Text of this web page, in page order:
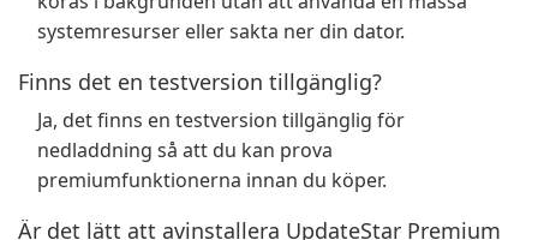
systemresurser eller sakta ner din dator.
Finns det en testversion tillgänglig?
Ja, det finns en testversion tillgänglig för
nedladdning så att du kan prova
premiumfunktionerna innan du köper.
Är det lätt att avinstallera UpdateStar Premium